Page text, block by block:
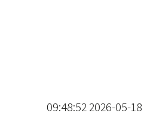
2026-05-18 09:48:52